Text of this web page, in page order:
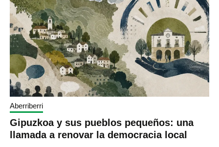
Aberriberri
Gipuzkoa y sus pueblos pequeños: una
llamada a renovar la democracia local